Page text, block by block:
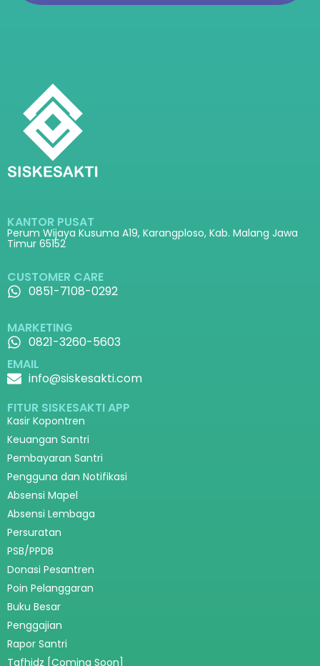
KANTOR PUSAT
Perum Wijaya Kusuma A19, Karangploso, Kab. Malang Jawa
Timur 65152
CUSTOMER CARE
0851-7108-0292
MARKETING
0821-3260-5603
EMAIL
info@siskesakti.com
FITUR SISKESAKTI APP
Kasir Kopontren
Keuangan Santri
Pembayaran Santri
Pengguna dan Notifikasi
Absensi Mapel
Absensi Lembaga
Persuratan
PSB/PPDB
Donasi Pesantren
Poin Pelanggaran
Buku Besar
Penggajian
Rapor Santri
Tafhidz [Coming Soon]